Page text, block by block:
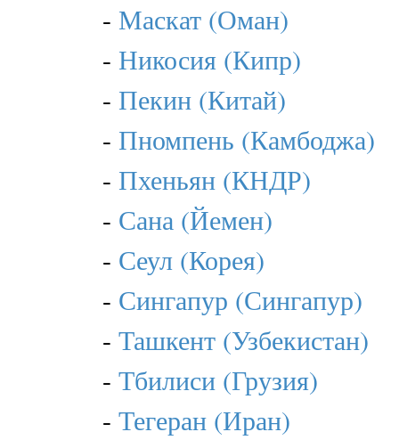
- Маскат (Оман)
- Никосия (Кипр)
- Пекин (Китай)
- Пномпень (Камбоджа)
- Пхеньян (КНДР)
- Сана (Йемен)
- Сеул (Корея)
- Сингапур (Сингапур)
- Ташкент (Узбекистан)
- Тбилиси (Грузия)
- Тегеран (Иран)